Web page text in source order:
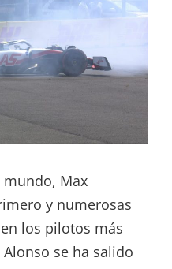
Max
y numerosas
los pilotos más
se ha salido